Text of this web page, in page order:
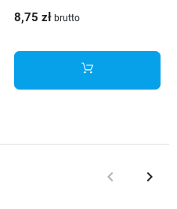
8,75 zł brutto
Poprzedni
keyboard_arrow_left keyboard_arrow_right